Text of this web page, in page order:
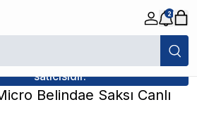
2
Micro Belindae Saksı Canlı Bitki
satıcısıdır.
Belindae Saksı Canlı